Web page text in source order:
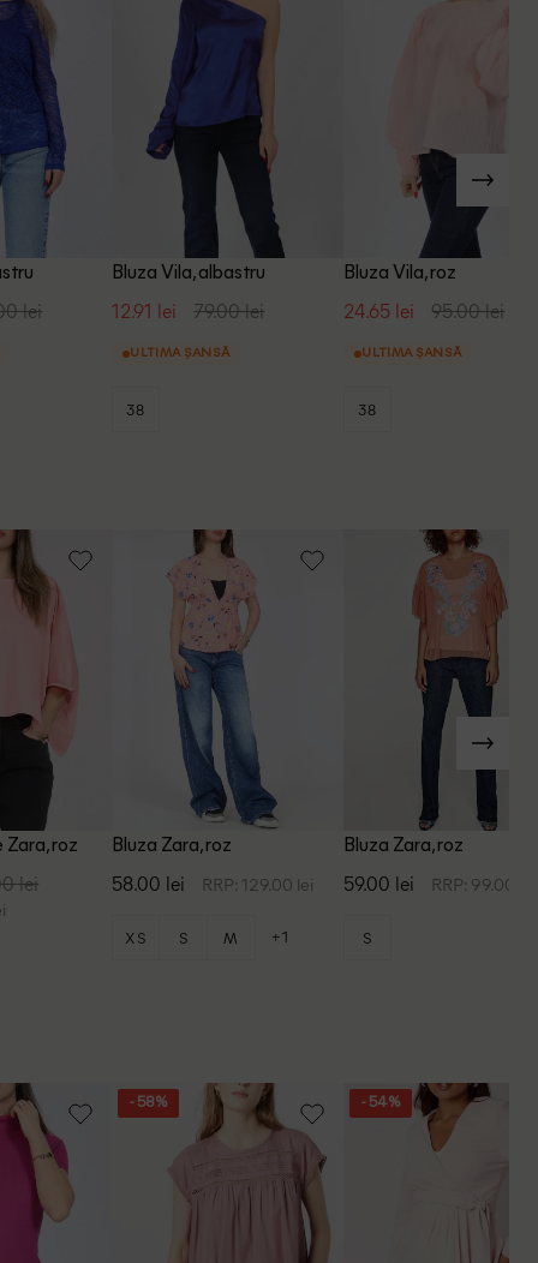
lei
Bluza Vila, albastru
12.91 lei 79.00 lei
ULTIMA ȘANSĂ
38
Bluza Vila, roz
24.65 lei 95.00 lei
ULTIMA ȘANSĂ
38
Zara, roz
lei
Bluza Zara, roz
58.00 lei RRP: 129.00 lei
XS S M +1
Bluza Zara, roz
59.00 lei RRP: 99.00 lei
S
- 58% - 54%